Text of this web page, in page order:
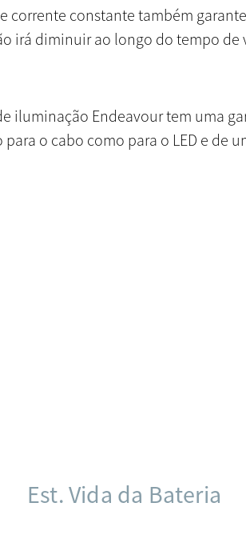
corrente constante também
irá diminuir ao longo do tempo de
iluminação Endeavour tem uma
o cabo como para o LED e de
Est. Vida da Bateria